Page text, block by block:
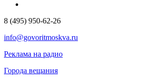
8 (495) 950-62-26
info@govoritmoskva.ru
Реклама на радио
Города вещания